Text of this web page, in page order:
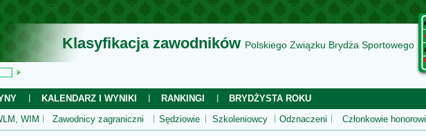
Klasyfikacja zawodników Polskiego Związku Brydża Sportowego
KALENDARZ I WYNIKI RANKINGI
BRYDŻYSTA ROKU
WIM Zawodnicy zagraniczni Sędziowie Szkoleniowcy Odznaczeni Członkowie honorowi